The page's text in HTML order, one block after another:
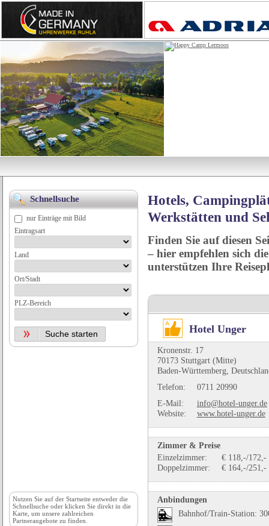
Hotels,
Werkstätten und
Finden Sie auf diesen
– hier empfehlen sich
unterstützen Ihre
Hotel Unger
Kronenstr. 17
70173 Stuttgart (Mitte)
Baden-Württemberg,
Telefon:
0711 20990
E-Mail:
info@hotel-unger.de
Website:
www.hotel-unger.de
Zimmer & Preise
Einzelzimmer:
€ 118,-/172,-
Doppelzimmer:
€ 164,-/251,-
Anbindungen
Bahnhof/Train-Station:
Schnellsuche
nur Einträge mit Bild
Eintragsart
Land
Ort/Stadt
PLZ-Bereich
Nutzen Sie auf der Startseite entweder die
Schnellsuche oder klicken Sie direkt in die
Karte, um unsere zahlreichen
Partnerangebote zu finden.